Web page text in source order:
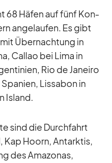
68 Hä­fen auf fünf Kon­
an­ge­lau­fen. Es gibt
Über­nach­tung in
Cal­lao bei Lima in
Rio de Ja­neiro
Lis­sa­bon in
Is­land.
sind die Durch­fahrt
Kap Ho­orn, Ant­ark­tis,
des Ama­zo­nas,